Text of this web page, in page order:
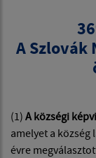
A Szlovák
(1) A községi
amelyet a
évre